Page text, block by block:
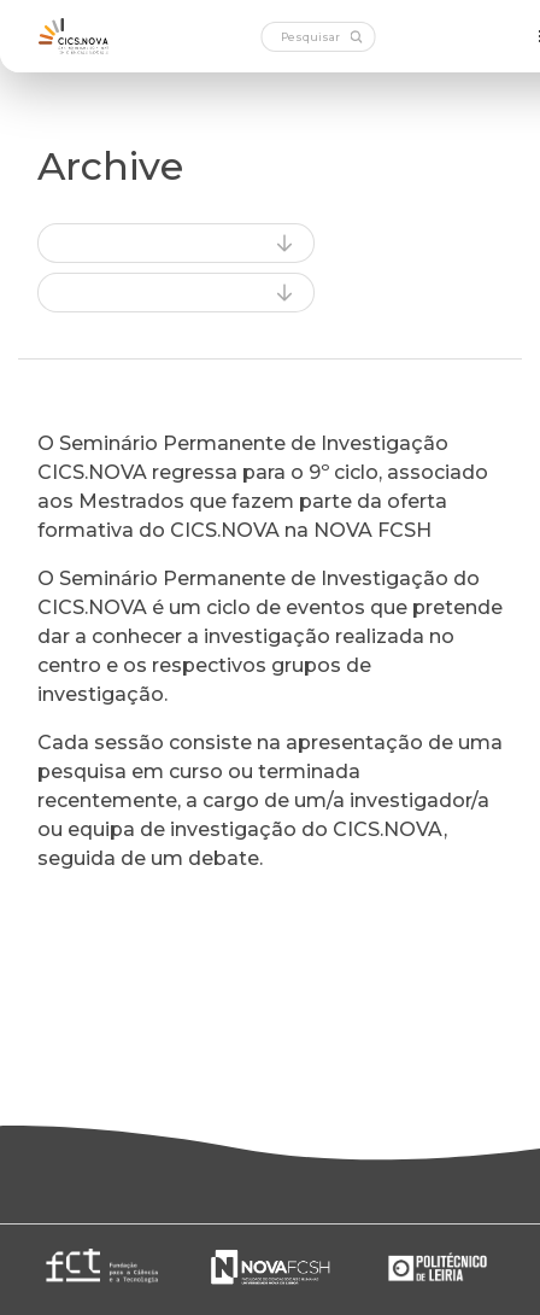
Archive
O Seminário Permanente de Investigação
CICS.NOVA regressa para o 9º ciclo, associado
aos Mestrados que fazem parte da oferta
formativa do CICS.NOVA na NOVA FCSH
O Seminário Permanente de Investigação do
CICS.NOVA é um ciclo de eventos que pretende
dar a conhecer a investigação realizada no
centro e os respectivos grupos de
investigação.
Cada sessão consiste na apresentação de uma
pesquisa em curso ou terminada
recentemente, a cargo de um/a investigador/a
ou equipa de investigação do CICS.NOVA,
seguida de um debate.